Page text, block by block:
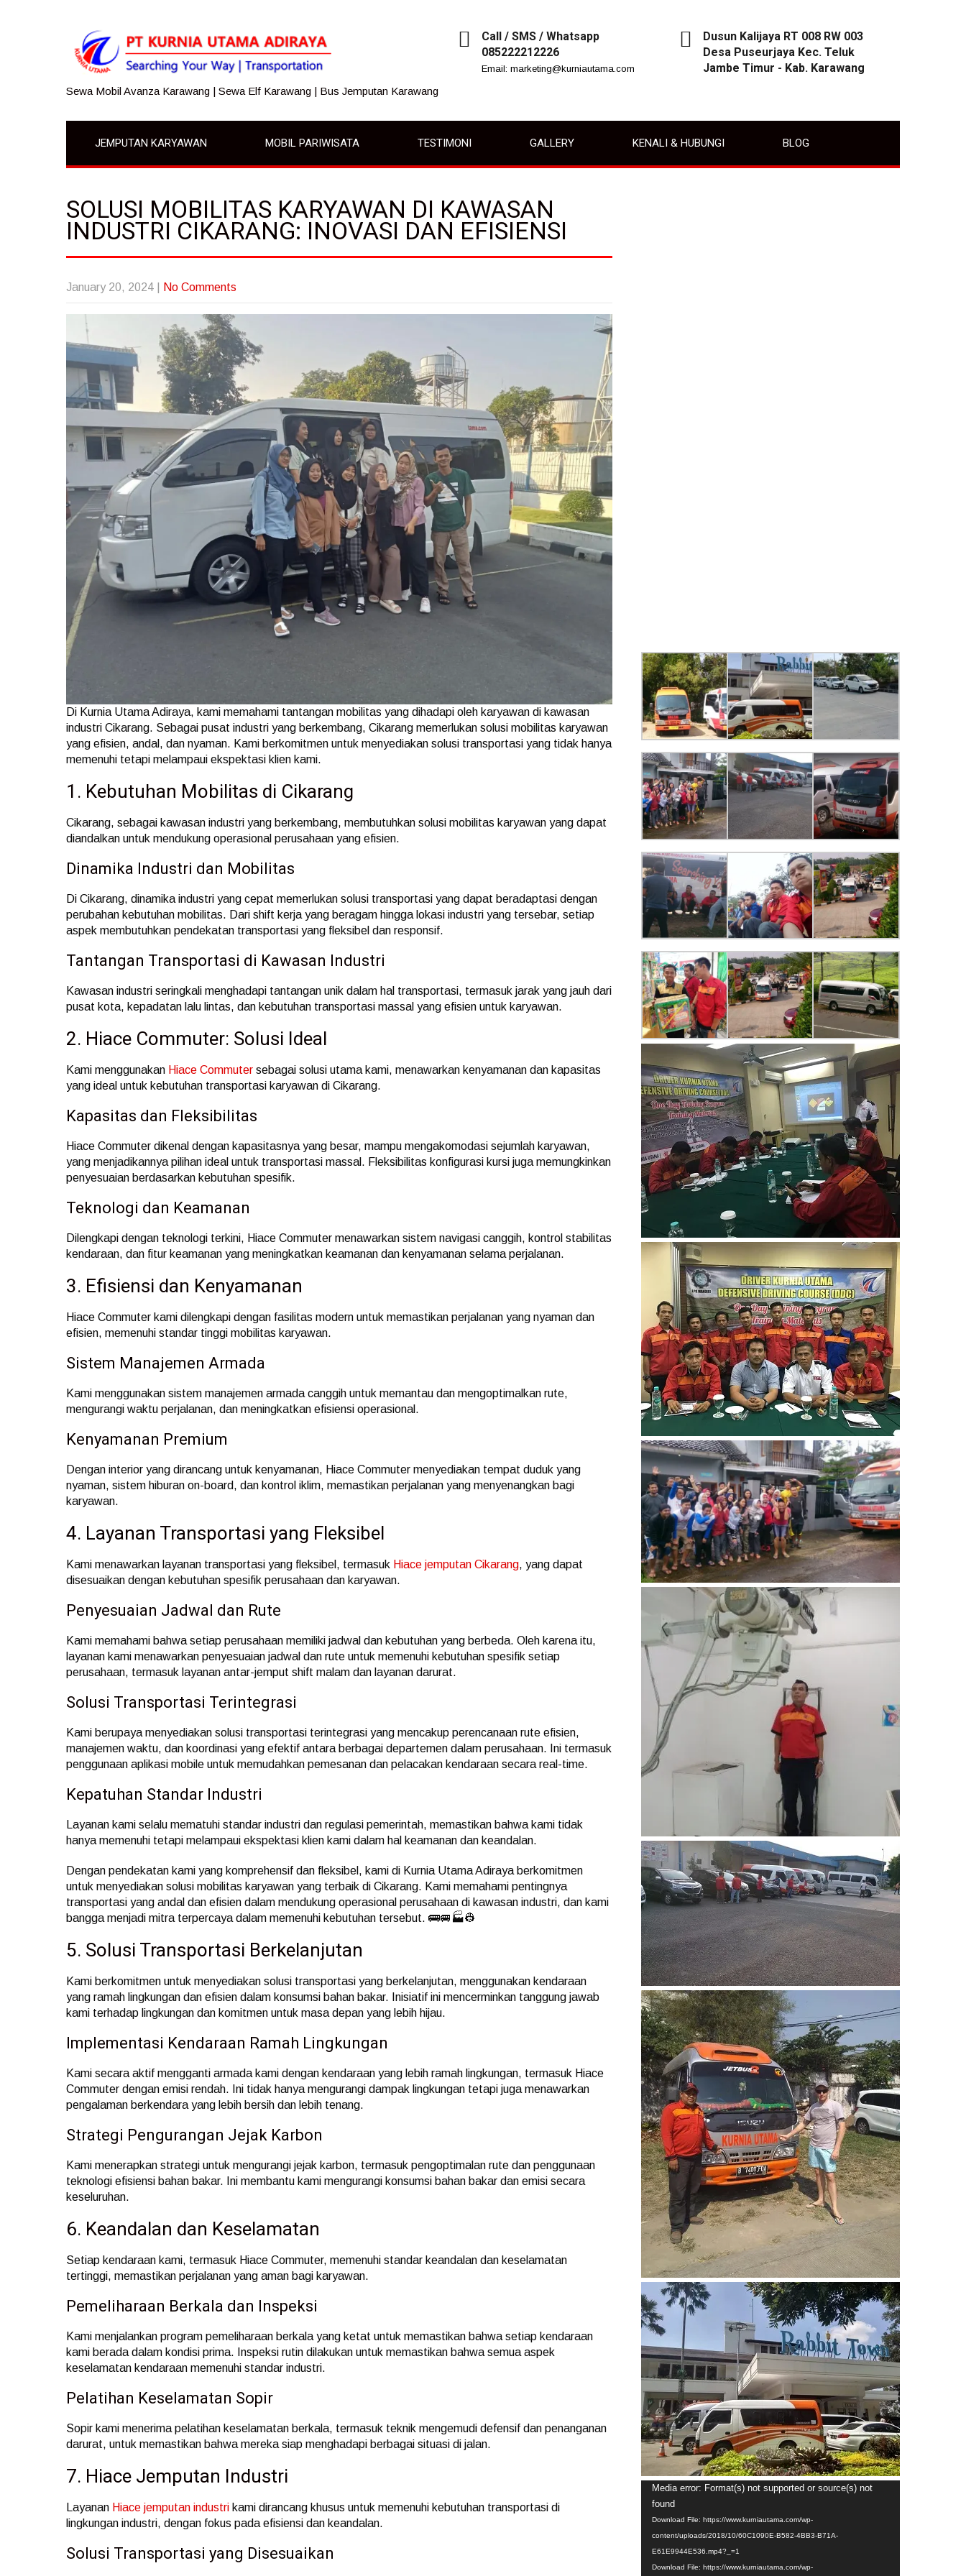
Sewa Mobil Avanza Karawang | Sewa Elf Karawang | Bus Jemputan Karawang
Call / SMS / Whatsapp
085222212226
Email: marketing@kurniautama.com
Dusun Kalijaya RT 008 RW 003
Desa Puseurjaya Kec. Teluk
Jambe Timur - Kab. Karawang
JEMPUTAN KARYAWAN MOBIL PARIWISATA TESTIMONI GALLERY KENALI & HUBUNGI BLOG
SOLUSI MOBILITAS KARYAWAN DI KAWASAN
INDUSTRI CIKARANG: INOVASI DAN EFISIENSI
January 20, 2024 No Comments
Di Kurnia Utama Adiraya, kami memahami tantangan mobilitas yang dihadapi oleh karyawan di kawasan
industri Cikarang. Sebagai pusat industri yang berkembang, Cikarang memerlukan solusi mobilitas karyawan
yang efisien, andal, dan nyaman. Kami berkomitmen untuk menyediakan solusi transportasi yang tidak hanya
memenuhi tetapi melampaui ekspektasi klien kami.
1. Kebutuhan Mobilitas di Cikarang
Cikarang, sebagai kawasan industri yang berkembang, membutuhkan solusi mobilitas karyawan yang dapat
diandalkan untuk mendukung operasional perusahaan yang efisien.
Dinamika Industri dan Mobilitas
Di Cikarang, dinamika industri yang cepat memerlukan solusi transportasi yang dapat beradaptasi dengan
perubahan kebutuhan mobilitas. Dari shift kerja yang beragam hingga lokasi industri yang tersebar, setiap
aspek membutuhkan pendekatan transportasi yang fleksibel dan responsif.
Tantangan Transportasi di Kawasan Industri
Kawasan industri seringkali menghadapi tantangan unik dalam hal transportasi, termasuk jarak yang jauh dari
pusat kota, kepadatan lalu lintas, dan kebutuhan transportasi massal yang efisien untuk karyawan.
2. Hiace Commuter: Solusi Ideal
Kami menggunakan Hiace Commuter sebagai solusi utama kami, menawarkan kenyamanan dan kapasitas
yang ideal untuk kebutuhan transportasi karyawan di Cikarang.
Kapasitas dan Fleksibilitas
Hiace Commuter dikenal dengan kapasitasnya yang besar, mampu mengakomodasi sejumlah karyawan,
yang menjadikannya pilihan ideal untuk transportasi massal. Fleksibilitas konfigurasi kursi juga memungkinkan
penyesuaian berdasarkan kebutuhan spesifik.
Teknologi dan Keamanan
Dilengkapi dengan teknologi terkini, Hiace Commuter menawarkan sistem navigasi canggih, kontrol stabilitas
kendaraan, dan fitur keamanan yang meningkatkan keamanan dan kenyamanan selama perjalanan.
3. Efisiensi dan Kenyamanan
Hiace Commuter kami dilengkapi dengan fasilitas modern untuk memastikan perjalanan yang nyaman dan
efisien, memenuhi standar tinggi mobilitas karyawan.
Sistem Manajemen Armada
Kami menggunakan sistem manajemen armada canggih untuk memantau dan mengoptimalkan rute,
mengurangi waktu perjalanan, dan meningkatkan efisiensi operasional.
Kenyamanan Premium
Dengan interior yang dirancang untuk kenyamanan, Hiace Commuter menyediakan tempat duduk yang
nyaman, sistem hiburan on-board, dan kontrol iklim, memastikan perjalanan yang menyenangkan bagi
karyawan.
4. Layanan Transportasi yang Fleksibel
Kami menawarkan layanan transportasi yang fleksibel, termasuk Hiace jemputan Cikarang, yang dapat
disesuaikan dengan kebutuhan spesifik perusahaan dan karyawan.
Penyesuaian Jadwal dan Rute
Kami memahami bahwa setiap perusahaan memiliki jadwal dan kebutuhan yang berbeda. Oleh karena itu,
layanan kami menawarkan penyesuaian jadwal dan rute untuk memenuhi kebutuhan spesifik setiap
perusahaan, termasuk layanan antar-jemput shift malam dan layanan darurat.
Solusi Transportasi Terintegrasi
Kami berupaya menyediakan solusi transportasi terintegrasi yang mencakup perencanaan rute efisien,
manajemen waktu, dan koordinasi yang efektif antara berbagai departemen dalam perusahaan. Ini termasuk
penggunaan aplikasi mobile untuk memudahkan pemesanan dan pelacakan kendaraan secara real-time.
Kepatuhan Standar Industri
Layanan kami selalu mematuhi standar industri dan regulasi pemerintah, memastikan bahwa kami tidak
hanya memenuhi tetapi melampaui ekspektasi klien kami dalam hal keamanan dan keandalan.
Dengan pendekatan kami yang komprehensif dan fleksibel, kami di Kurnia Utama Adiraya berkomitmen
untuk menyediakan solusi mobilitas karyawan yang terbaik di Cikarang. Kami memahami pentingnya
transportasi yang andal dan efisien dalam mendukung operasional perusahaan di kawasan industri, dan kami
bangga menjadi mitra terpercaya dalam memenuhi kebutuhan tersebut. 🚌🚐🏭👷
5. Solusi Transportasi Berkelanjutan
Kami berkomitmen untuk menyediakan solusi transportasi yang berkelanjutan, menggunakan kendaraan
yang ramah lingkungan dan efisien dalam konsumsi bahan bakar. Inisiatif ini mencerminkan tanggung jawab
kami terhadap lingkungan dan komitmen untuk masa depan yang lebih hijau.
Implementasi Kendaraan Ramah Lingkungan
Kami secara aktif mengganti armada kami dengan kendaraan yang lebih ramah lingkungan, termasuk Hiace
Commuter dengan emisi rendah. Ini tidak hanya mengurangi dampak lingkungan tetapi juga menawarkan
pengalaman berkendara yang lebih bersih dan lebih tenang.
Strategi Pengurangan Jejak Karbon
Kami menerapkan strategi untuk mengurangi jejak karbon, termasuk pengoptimalan rute dan penggunaan
teknologi efisiensi bahan bakar. Ini membantu kami mengurangi konsumsi bahan bakar dan emisi secara
keseluruhan.
6. Keandalan dan Keselamatan
Setiap kendaraan kami, termasuk Hiace Commuter, memenuhi standar keandalan dan keselamatan
tertinggi, memastikan perjalanan yang aman bagi karyawan.
Pemeliharaan Berkala dan Inspeksi
Kami menjalankan program pemeliharaan berkala yang ketat untuk memastikan bahwa setiap kendaraan
kami berada dalam kondisi prima. Inspeksi rutin dilakukan untuk memastikan bahwa semua aspek
keselamatan kendaraan memenuhi standar industri.
Pelatihan Keselamatan Sopir
Sopir kami menerima pelatihan keselamatan berkala, termasuk teknik mengemudi defensif dan penanganan
darurat, untuk memastikan bahwa mereka siap menghadapi berbagai situasi di jalan.
7. Hiace Jemputan Industri
Layanan Hiace jemputan industri kami dirancang khusus untuk memenuhi kebutuhan transportasi di
lingkungan industri, dengan fokus pada efisiensi dan keandalan.
Solusi Transportasi yang Disesuaikan
Video
Player
Media error: Format(s) not supported or source(s) not
found
Download File: https://www.kurniautama.com/wp-
content/uploads/2018/10/60C1090E-B582-4BB3-B71A-
E61E9944E536.mp4?_=1
Download File: https://www.kurniautama.com/wp-